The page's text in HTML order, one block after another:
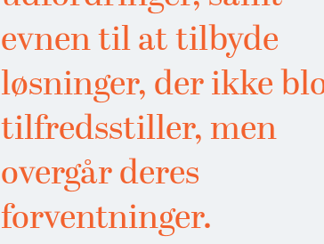
evnen til at tilbyde
løsninger, der ikke
tilfredsstiller, men
overgår deres
forventninger.